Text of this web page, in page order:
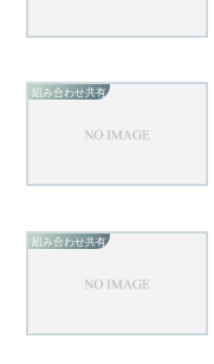
組み合わせ共有
組み合わせ共有